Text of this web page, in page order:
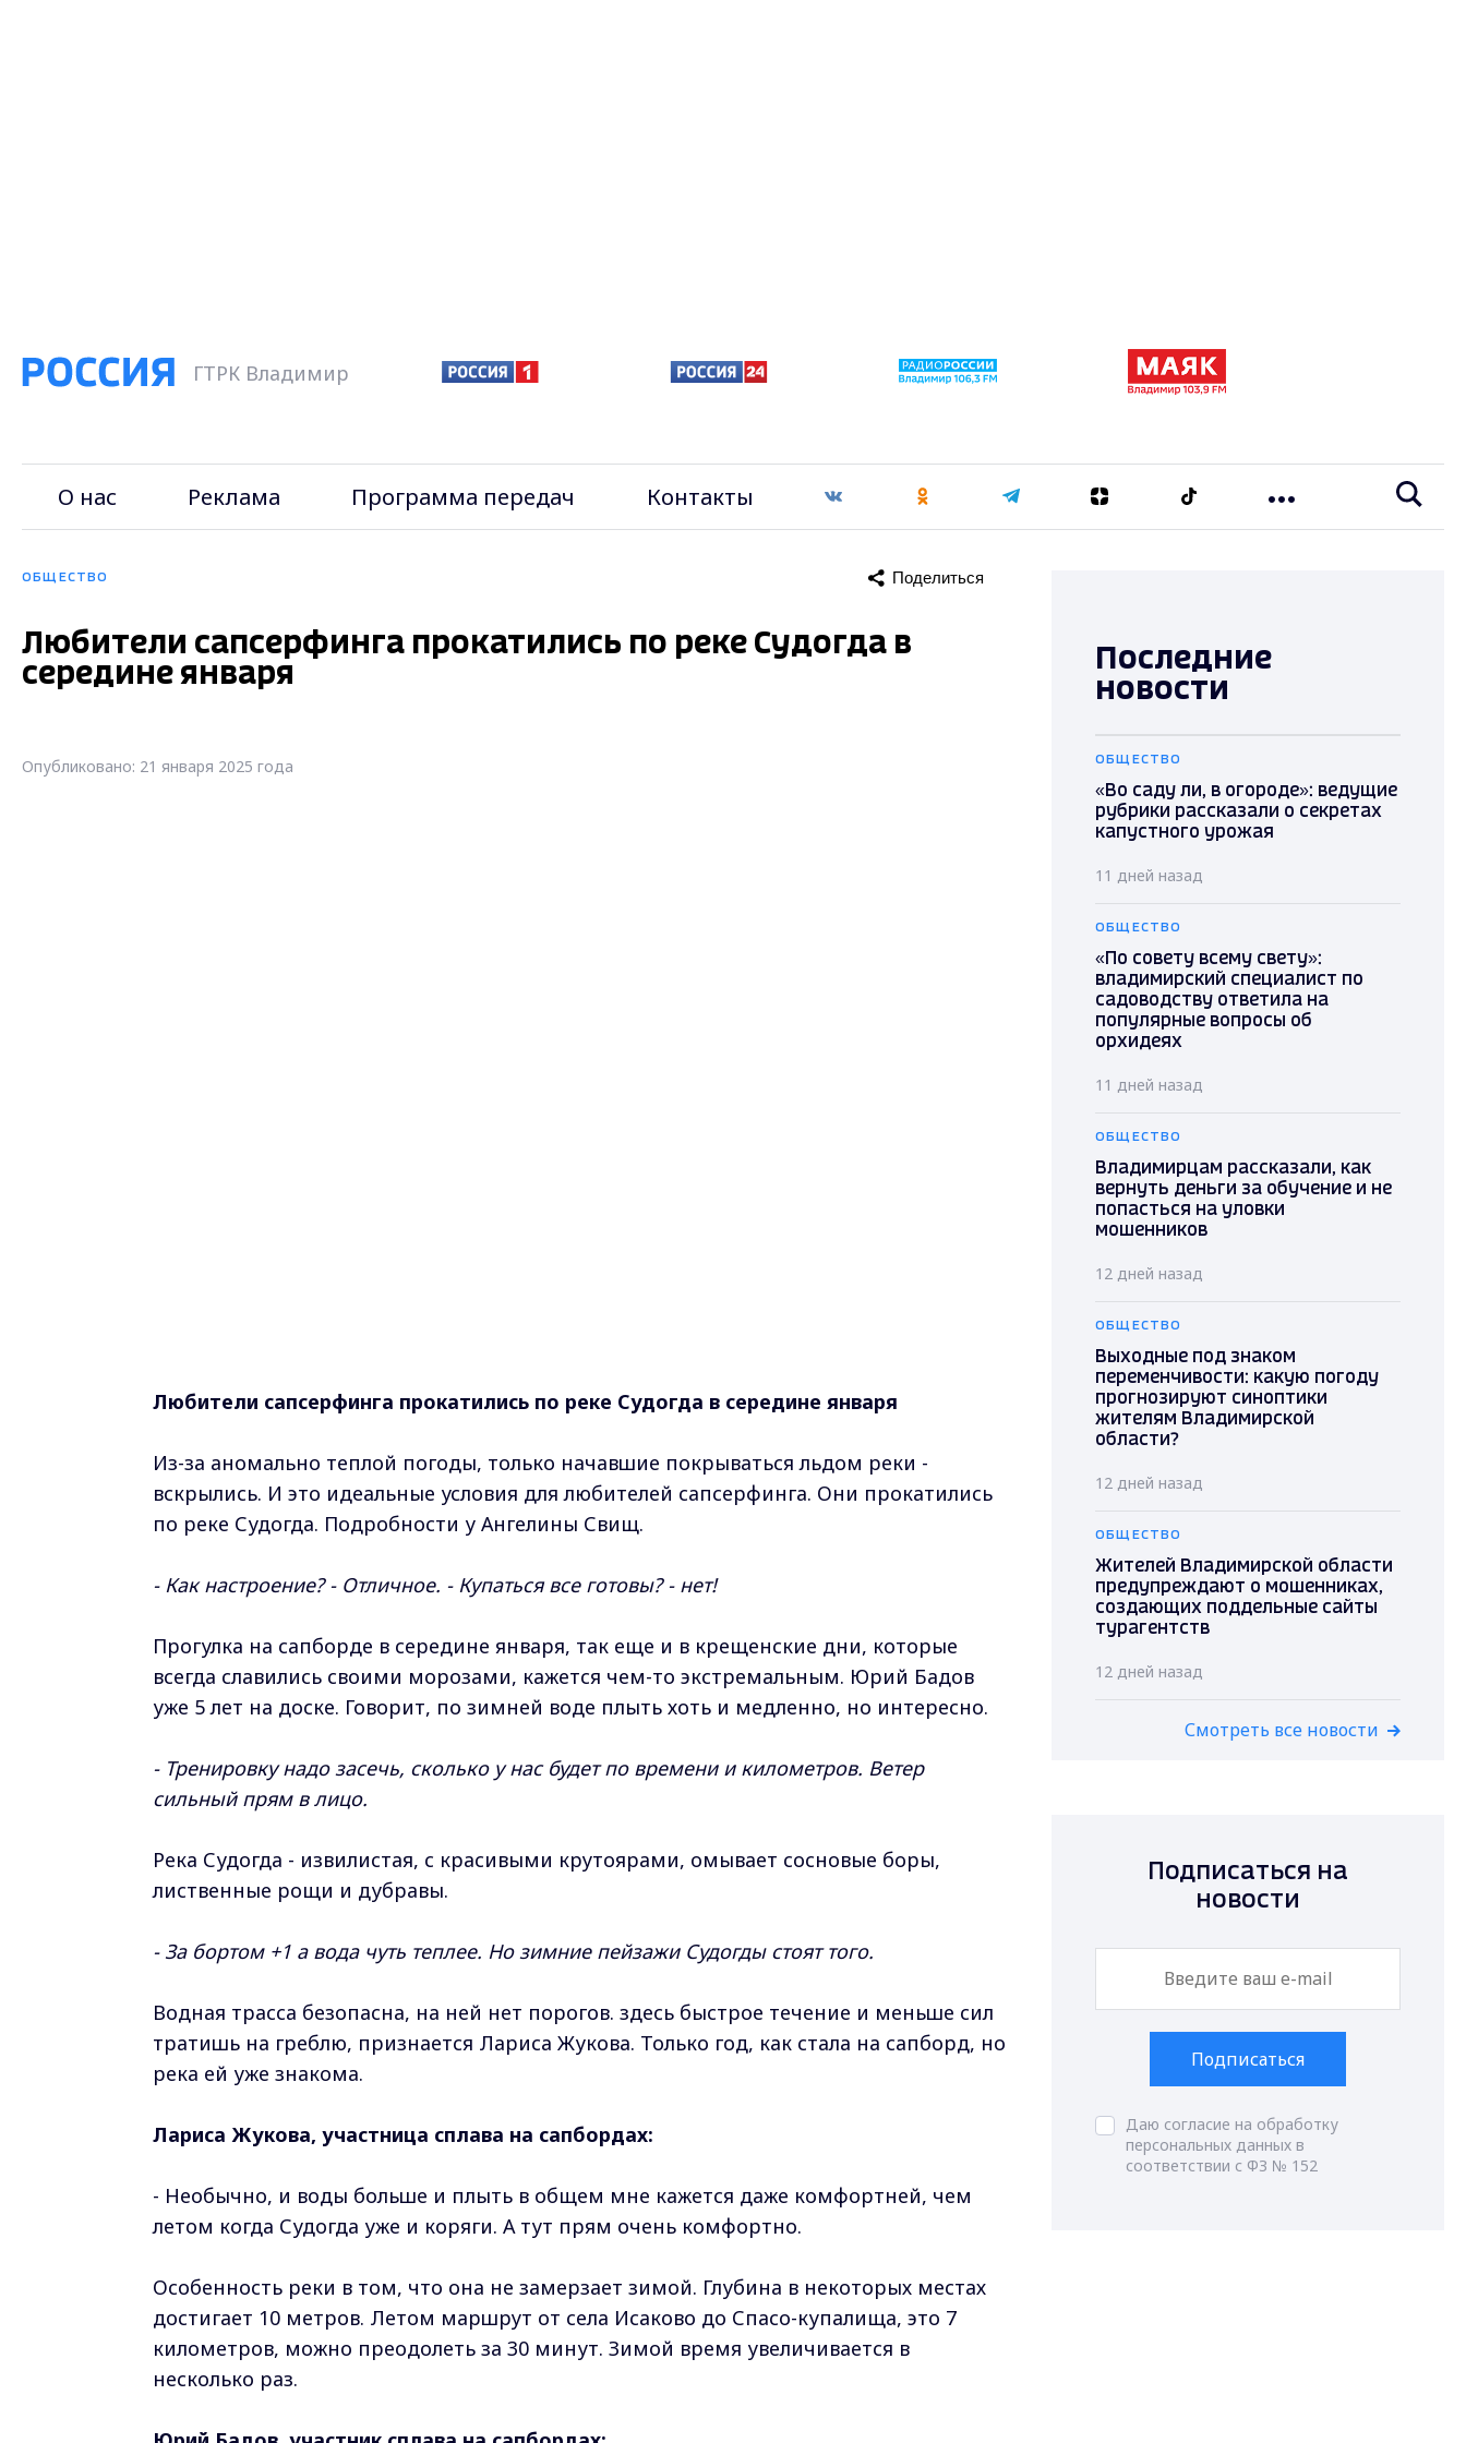
ГТРК Владимир
О нас Реклама Программа передач Контакты
ОБЩЕСТВО Поделиться
Любители сапсерфинга прокатились по реке Судогда в
середине января
Опубликовано: 21 января 2025 года
Любители сапсерфинга прокатились по реке Судогда в середине января
Из-за аномально теплой погоды, только начавшие покрываться льдом реки -
вскрылись. И это идеальные условия для любителей сапсерфинга. Они прокатились
по реке Судогда. Подробности у Ангелины Свищ.
- Как настроение? - Отличное. - Купаться все готовы? - нет!
Прогулка на сапборде в середине января, так еще и в крещенские дни, которые
всегда славились своими морозами, кажется чем-то экстремальным. Юрий Бадов
уже 5 лет на доске. Говорит, по зимней воде плыть хоть и медленно, но интересно.
- Тренировку надо засечь, сколько у нас будет по времени и километров. Ветер
сильный прям в лицо.
Река Судогда - извилистая, с красивыми крутоярами, омывает сосновые боры,
лиственные рощи и дубравы.
- За бортом +1 а вода чуть теплее. Но зимние пейзажи Судогды стоят того.
Водная трасса безопасна, на ней нет порогов. здесь быстрое течение и меньше сил
тратишь на греблю, признается Лариса Жукова. Только год, как стала на сапборд, но
река ей уже знакома.
Лариса Жукова, участница сплава на сапбордах:
- Необычно, и воды больше и плыть в общем мне кажется даже комфортней, чем
летом когда Судогда уже и коряги. А тут прям очень комфортно.
Особенность реки в том, что она не замерзает зимой. Глубина в некоторых местах
достигает 10 метров. Летом маршрут от села Исаково до Спасо-купалища, это 7
километров, можно преодолеть за 30 минут. Зимой время увеличивается в
несколько раз.
Последние
новости
ОБЩЕСТВО
«Во саду ли, в огороде»: ведущие
рубрики рассказали о секретах
капустного урожая
11 дней назад
ОБЩЕСТВО
«По совету всему свету»:
владимирский специалист по
садоводству ответила на
популярные вопросы об
орхидеях
11 дней назад
ОБЩЕСТВО
Владимирцам рассказали, как
вернуть деньги за обучение и не
попасться на уловки
мошенников
12 дней назад
ОБЩЕСТВО
Выходные под знаком
переменчивости: какую погоду
прогнозируют синоптики
жителям Владимирской
области?
12 дней назад
ОБЩЕСТВО
Жителей Владимирской области
предупреждают о мошенниках,
создающих поддельные сайты
турагентств
12 дней назад
Смотреть все новости
Подписаться на
новости
Подписаться
Даю согласие на обработку
персональных данных в
соответствии с ФЗ № 152